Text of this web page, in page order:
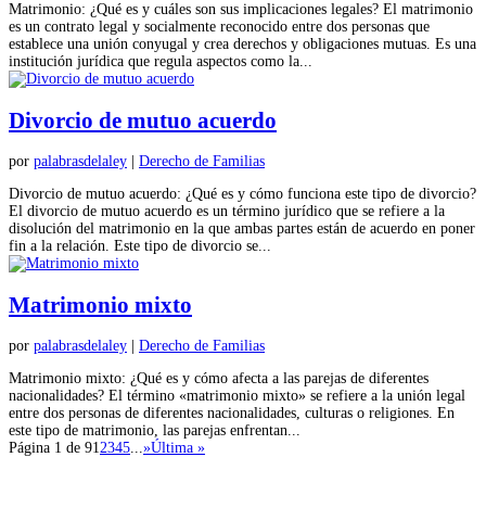
Matrimonio: ¿Qué es y cuáles son sus implicaciones legales? El matrimonio
es un contrato legal y socialmente reconocido entre dos personas que
establece una unión conyugal y crea derechos y obligaciones mutuas. Es una
institución jurídica que regula aspectos como la...
Divorcio de mutuo acuerdo
por palabrasdelaley
Derecho de Familias
Divorcio de mutuo acuerdo: ¿Qué es y cómo funciona este tipo de divorcio?
El divorcio de mutuo acuerdo es un término jurídico que se refiere a la
disolución del matrimonio en la que ambas partes están de acuerdo en poner
fin a la relación. Este tipo de divorcio se...
Matrimonio mixto
por palabrasdelaley
Derecho de Familias
Matrimonio mixto: ¿Qué es y cómo afecta a las parejas de diferentes
nacionalidades? El término «matrimonio mixto» se refiere a la unión legal
entre dos personas de diferentes nacionalidades, culturas o religiones. En
este tipo de matrimonio, las parejas enfrentan...
Página 1 de 912345...»Última »